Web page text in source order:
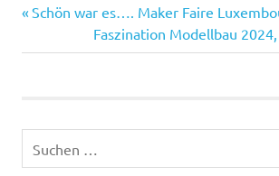
Beitragsnavigation
Vorheriger
Schön war es…. Maker Faire
Nächster
Beitrag:
Faszination Modellbau
nach: